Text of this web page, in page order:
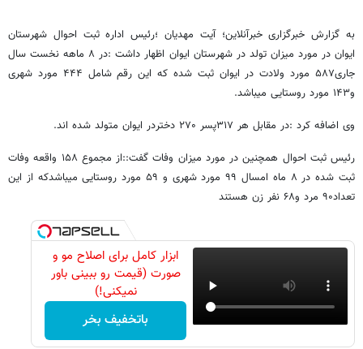
به گزارش خبرگزاری خبرآنلاین؛ آیت مهدیان ؛رئیس اداره ثبت احوال شهرستان
ایوان در مورد میزان تولد در شهرستان ایوان اظهار داشت :در ۸ ماهه نخست سال
جاری۵۸۷ مورد ولادت در ایوان ثبت شده که این رقم شامل ۴۴۴ مورد شهری
و۱۴۳ مورد روستایی میباشد.
وی اضافه کرد :در مقابل هر ۳۱۷پسر ۲۷۰ دختردر ایوان متولد شده اند.
رئیس ثبت احوال همچنین در مورد میزان وفات گفت::از مجموع ۱۵۸ واقعه وفات
ثبت شده در ۸ ماه امسال ۹۹ مورد شهری و ۵۹ مورد روستایی میباشدکه از این
تعداد۹۰ مرد و۶۸ نفر زن هستند
ابزار کامل برای اصلاح مو و
صورت (قیمت رو ببینی باور
نمیکنی!)
باتخفیف بخر